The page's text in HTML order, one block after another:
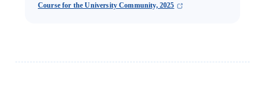
Course for the University Community, 2025